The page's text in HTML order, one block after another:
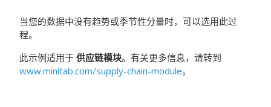
当您的数据中没有趋势或季节性分量时，可以选用此过
程。
此示例适用于 供应链模块。有关更多信息，请转到
www.minitab.com/supply-chain-module。